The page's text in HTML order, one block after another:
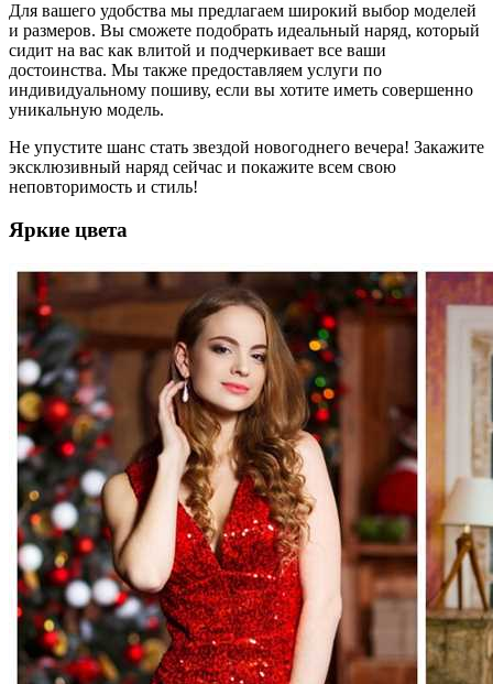
Для вашего удобства мы предлагаем широкий выбор моделей
и размеров. Вы сможете подобрать идеальный наряд, который
сидит на вас как влитой и подчеркивает все ваши
достоинства. Мы также предоставляем услуги по
индивидуальному пошиву, если вы хотите иметь совершенно
уникальную модель.
Не упустите шанс стать звездой новогоднего вечера! Закажите
эксклюзивный наряд сейчас и покажите всем свою
неповторимость и стиль!
Яркие цвета